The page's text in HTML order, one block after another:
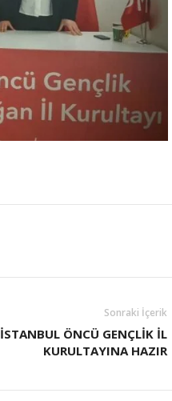
Sonraki İçerik
İSTANBUL ÖNCÜ GENÇLİK İL
KURULTAYINA HAZIR